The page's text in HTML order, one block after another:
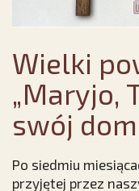
Wielki
„Maryjo,
swój
Po siedmiu
przyjętej przez